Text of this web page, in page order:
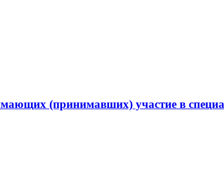
(принимавших) участие в